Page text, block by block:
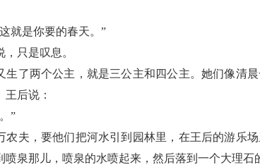
就是你要的春天。”
只是叹息。
生了两个公主，就是三公主和四公主。她们像清
后说：
”
农夫，要他们把河水引到园林里，在王后的游乐场
泉那儿，喷泉的水喷起来，然后落到一个大理石